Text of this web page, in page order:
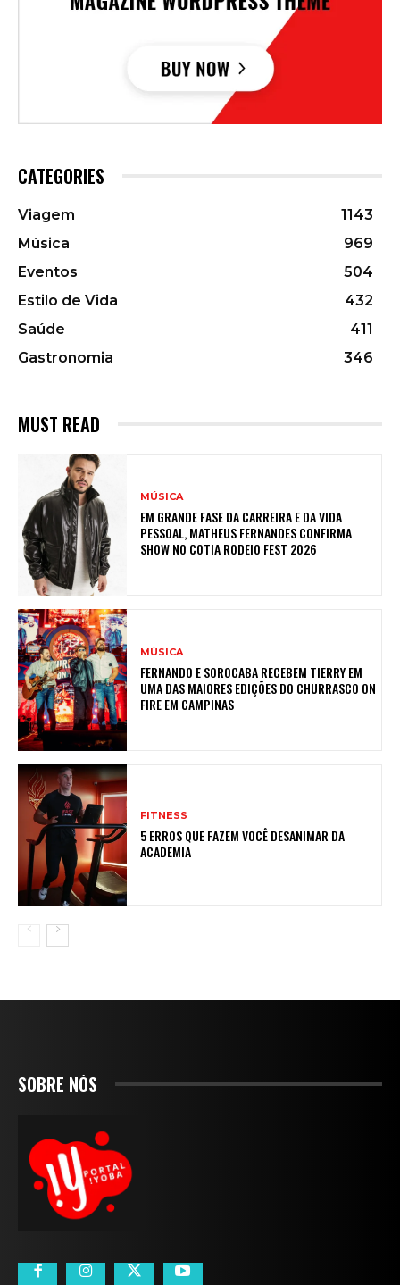
CATEGORIES
Viagem
1143
Música
969
Eventos
504
Estilo de Vida
432
Saúde
411
Gastronomia
346
MUST READ
MÚSICA
EM GRANDE FASE DA CARREIRA E DA VIDA
PESSOAL, MATHEUS FERNANDES CONFIRMA
SHOW NO COTIA RODEIO FEST 2026
MÚSICA
FERNANDO E SOROCABA RECEBEM TIERRY EM
UMA DAS MAIORES EDIÇÕES DO CHURRASCO ON
FIRE EM CAMPINAS
FITNESS
5 ERROS QUE FAZEM VOCÊ DESANIMAR DA
ACADEMIA
SOBRE NÓS